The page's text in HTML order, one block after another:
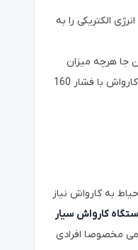
الکتریکی را به
، 140 ، 160 بار تقسیم بندی می شوند و در این جا هرچه میزان
و صنعتی می گویند. کارواش های 100 ، 130 و 140 به عنوان دستگاه کارواش خانگی محسوب می شوند و برای منازل مناسب اند اما کارواش با فشار 160
به کارواش نیاز
کارواش سیار
مخصوصا افرادی